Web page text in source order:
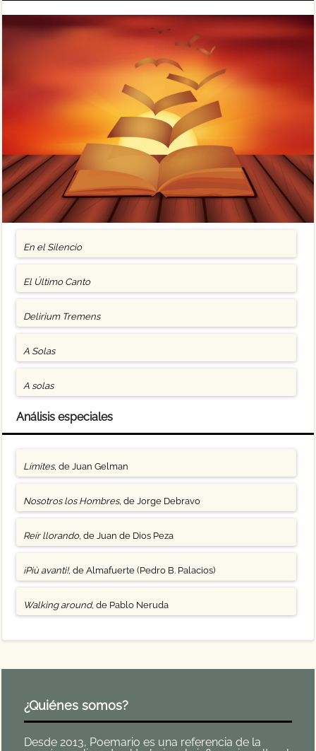
En el Silencio
El Último Canto
Delirium Tremens
A Solas
A solas
Análisis especiales
Límites, de Juan Gelman
Nosotros los Hombres, de Jorge Debravo
Reír llorando, de Juan de Dios Peza
¡Più avanti!, de Almafuerte (Pedro B. Palacios)
Walking around, de Pablo Neruda
¿Quiénes somos?
Desde 2013, Poemario es una referencia de la